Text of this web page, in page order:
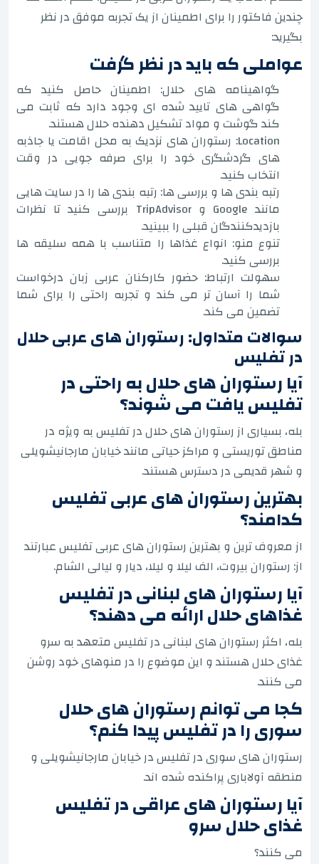
چندین فاکتور را برای اطمینان از یک تجربه موفق در نظر
بگیرید:
عواملی که باید در نظر گرفت
گواهینامه های حلال: اطمینان حاصل کنید که
گواهی های تایید شده ای وجود دارد که ثابت می
کند گوشت و مواد تشکیل دهنده حلال هستند.
Location: رستوران های نزدیک به محل اقامت یا جاذبه
های گردشگری خود را برای صرفه جویی در وقت
انتخاب کنید.
رتبه بندی ها و بررسی ها: رتبه بندی ها را در سایت هایی
مانند Google و TripAdvisor بررسی کنید تا نظرات
بازدیدکنندگان قبلی را ببینید.
تنوع منو: انواع غذاها را متناسب با همه سلیقه ها
بررسی کنید.
سهولت ارتباط: حضور کارکنان عربی زبان درخواست
شما را آسان تر می کند و تجربه راحتی را برای شما
تضمین می کند.
سوالات متداول: رستوران های عربی حلال
در تفلیس
آیا رستوران های حلال به راحتی در
تفلیس یافت می شوند؟
بله، بسیاری از رستوران های حلال در تفلیس به ویژه در
مناطق توریستی و مراکز حیاتی مانند خیابان مارجانیشویلی
و شهر قدیمی در دسترس هستند.
بهترین رستوران های عربی تفلیس
کدامند؟
از معروف ترین و بهترین رستوران های عربی تفلیس عبارتند
از: رستوران بیروت، الف لیلا و لیلا، دیار و لیالی الشام.
آیا رستوران های لبنانی در تفلیس
غذاهای حلال ارائه می دهند؟
بله، اکثر رستوران های لبنانی در تفلیس متعهد به سرو
غذای حلال هستند و این موضوع را در منوهای خود روشن
می کنند.
کجا می توانم رستوران های حلال
سوری را در تفلیس پیدا کنم؟
رستوران های سوری در تفلیس در خیابان مارجانیشویلی و
منطقه آولاباری پراکنده شده اند.
آیا رستوران های عراقی در تفلیس
غذای حلال سرو
می کنند؟